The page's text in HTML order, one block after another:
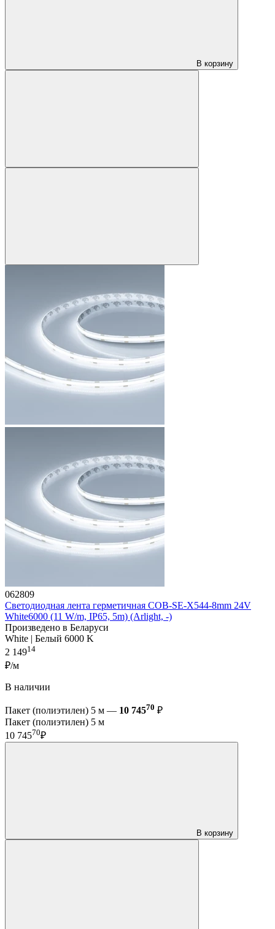
В корзину
062809
Светодиодная лента герметичная COB-SE-X544-8mm 24V
White6000 (11 W/m, IP65, 5m) (Arlight, -)
Произведено в Беларуси
White | Белый 6000 K
2 14914
₽/м
В наличии
Пакет (полиэтилен) 5 м — 10 74570 ₽
Пакет (полиэтилен) 5 м
10 74570₽
В корзину